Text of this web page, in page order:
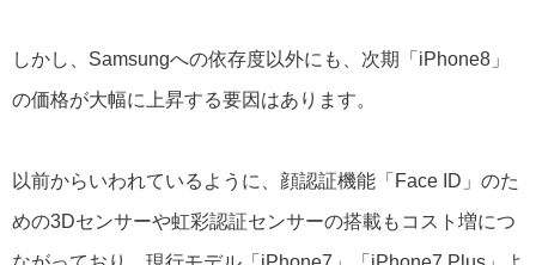
しかし、Samsungへの依存度以外にも、次期「iPhone8」
の価格が大幅に上昇する要因はあります。
以前からいわれているように、顔認証機能「Face ID」のた
めの3Dセンサーや虹彩認証センサーの搭載もコスト増につ